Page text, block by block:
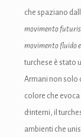
che spaziano
movimento
movimento fluido
turchese è stato
Armani non solo
colore che
d’interni, il
ambienti che